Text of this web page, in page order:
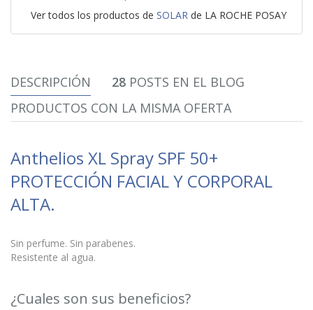
Ver todos los productos de SOLARde LA ROCHE POSAY
DESCRIPCIÓN 28 POSTS EN EL BLOG
PRODUCTOS CON LA MISMA OFERTA
Anthelios XL Spray SPF 50+
PROTECCIÓN FACIAL Y CORPORAL
ALTA.
Sin perfume. Sin parabenes.
Resistente al agua.
¿Cuales son sus beneficios?